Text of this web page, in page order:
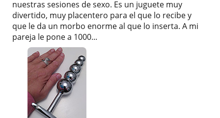
nuestras sesiones de sexo. Es un juguete muy
divertido, muy placentero para el que lo recibe y
que le da un morbo enorme al que lo inserta. A mi
pareja le pone a 1000...